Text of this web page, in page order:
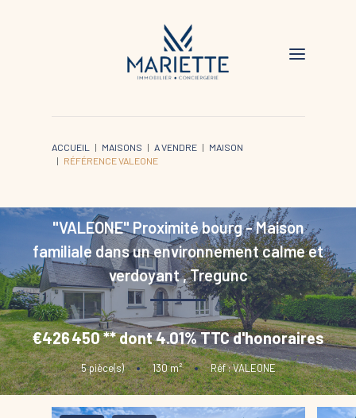
ACCUEIL MAISONS A VENDRE
MAISON
RÉFÉRENCE VALEONE
"VALEONE" Proximité bourg - Maison
familiale dans un environnement calme et
verdoyant,Tregunc
€426 450**dont 4.01% TTC d'honoraires
5pièce(s) • 130m² • Réf : VALEONE